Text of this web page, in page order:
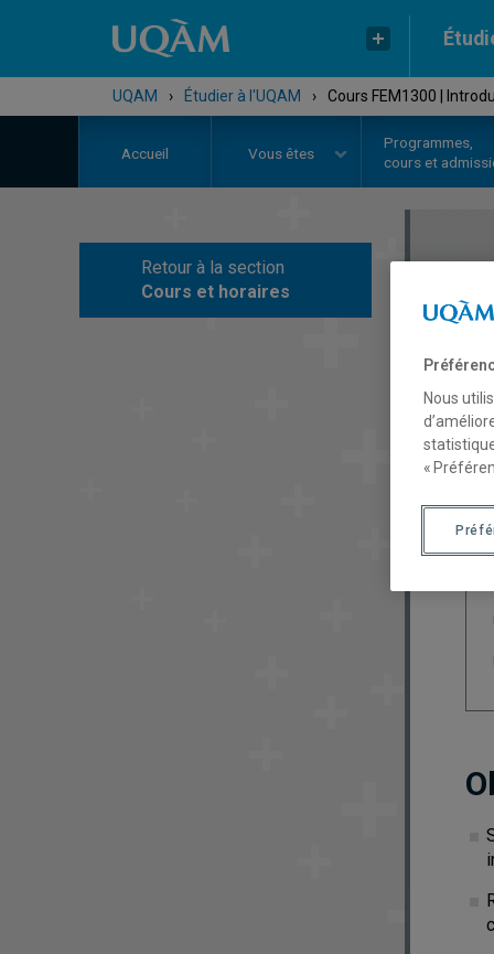
UQAM › Étudier à l'UQAM › Cours FEM1300 |
Accueil Vous êtes
Programmes,
cours et
Retour à la section
Cours et horaires
Nous
«